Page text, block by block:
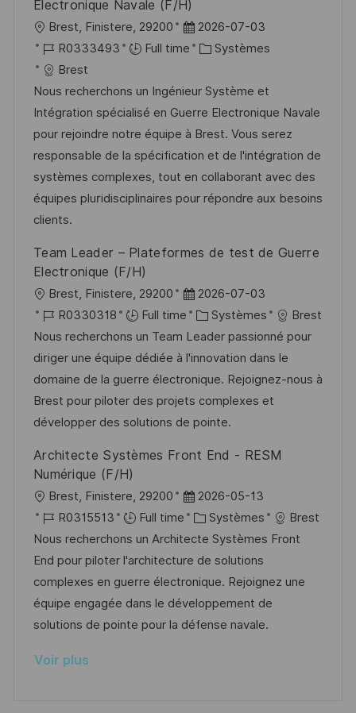
g
s
t
Electronique Navale (F/H)
o
c
a
l
i
s
a
t
i
n
Brest, Finistere, 29200
D
a
e
d
a
f
f
h
g
2026-07-03
R
é
f
é
r
e
n
c
e
u
s
R0333493 Full time
C
t
é
g
o
r
i
Systèmes
Brest
Nous recherchons un Ingénieur Système et
Intégration spécialisé en Guerre Electronique Navale
pour rejoindre notre équipe à Brest. Vous serez
responsable de la spécification et de l'intégration de
systèmes complexes, tout en collaborant avec des
équipes pluridisciplinaires pour répondre aux besoins
clients.
Team Leader – Plateformes de test de Guerre
Electronique (F/H)
o
c
a
l
i
s
t
o
Brest, Finistere, 29200
D
a
t
e
d
’
a
f
c
2026-07-03
R
é
f
é
r
e
c
u
t
R0330318 Full time
C
a
t
é
g
o
i
Systèmes
Brest
Nous recherchons un Team Leader passionné pour
diriger une équipe dédiée à l'innovation dans le
domaine de la guerre électronique. Rejoignez-nous à
Brest pour piloter des projets complexes et
développer des solutions de pointe.
Architecte Systèmes Front End - RESM
Numérique (F/H)
o
c
a
l
i
s
t
Brest, Finistere, 29200
D
a
t
e
d
’
a
2026-05-13
R
é
f
é
r
e
c
R0315513 Full time
C
a
t
é
g
o
Systèmes
Brest
Nous recherchons un Architecte Systèmes Front
End pour piloter l'architecture de solutions
complexes en guerre électronique. Rejoignez une
équipe engagée dans le développement de
solutions de pointe pour la défense navale.
Voir plus